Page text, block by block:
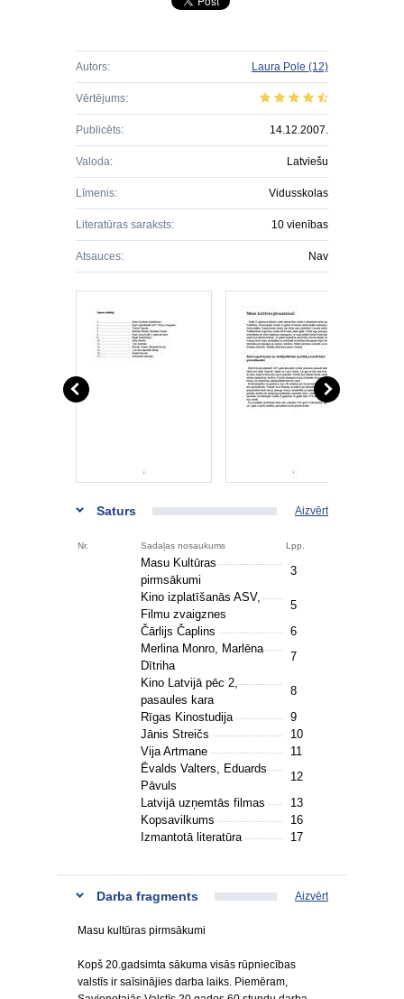
Autors: Laura Pole (12)
Vērtējums:
Publicēts: 14.12.2007.
Valoda: Latviešu
Līmenis: Vidusskolas
Literatūras saraksts: 10 vienības
Atsauces: Nav
Saturs Aizvērt
Nr. Sadaļas nosaukums Lpp.
Masu Kultūras
pirmsākumi
3
Kino izplatīšanās ASV,
Filmu zvaigznes
5
Čārlijs Čaplins
6
Merlina Monro, Marlēna
Dītriha
7
Kino Latvijā pēc 2,
pasaules kara
8
Rīgas Kinostudija
9
Jānis Streičs
10
Vija Artmane
11
Ēvalds Valters, Eduards
Pāvuls
12
Latvijā uzņemtās filmas
13
Kopsavilkums
16
Izmantotā literatūra
17
Darba fragments Aizvērt
Masu kultūras pirmsākumi
Kopš 20.gadsimta sākuma visās rūpniecības
valstīs ir saīsinājies darba laiks. Piemēram,